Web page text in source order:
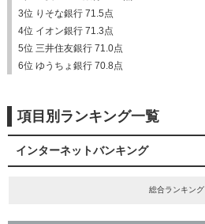
3位 りそな銀行 71.5点
4位 イオン銀行 71.3点
5位 三井住友銀行 71.0点
6位 ゆうちょ銀行 70.8点
項目別ランキング一覧
インターネットバンキング
総合ランキング